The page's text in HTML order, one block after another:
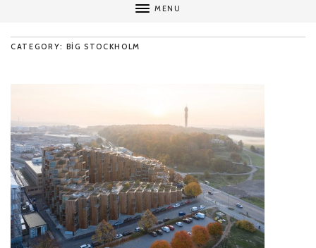
MENU
CATEGORY: BIG STOCKHOLM